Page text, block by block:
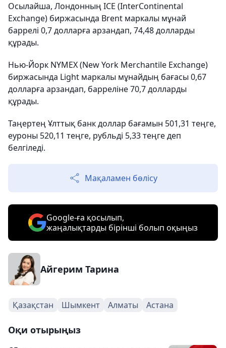
Осылайша, Лондонның ICE (InterContinental
Exchange) биржасында Brent маркалы мұнай
баррелі 0,7 долларға арзандап, 74,48 долларды
құрады.
Нью-Йорк NYMEX (New York Merchantile Exchange)
биржасында Light маркалы мұнайдың бағасы 0,67
долларға арзандап, барреліне 70,7 долларды
құрады.
Таңертең Ұлттық банк доллар бағамын 501,31 теңге,
еуроны 520,11 теңге, рубльді 5,33 теңге деп
белгіледі.
Мақаламен бөлісу
Google-ға қосылып,
жаңалықтарды бірінші болып оқыңыз
Айгерим Тарина
Қазақстан Шымкент Алматы Астана
Оқи отырыңыз